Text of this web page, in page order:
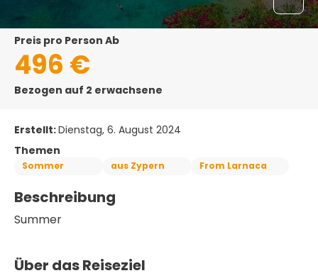
Preis pro Person Ab
496 €
Bezogen auf 2 erwachsene
Erstellt:Dienstag, 6. August 2024
Themen
Sommer aus Zypern From Larnaca
Beschreibung
Summer
Über das Reiseziel